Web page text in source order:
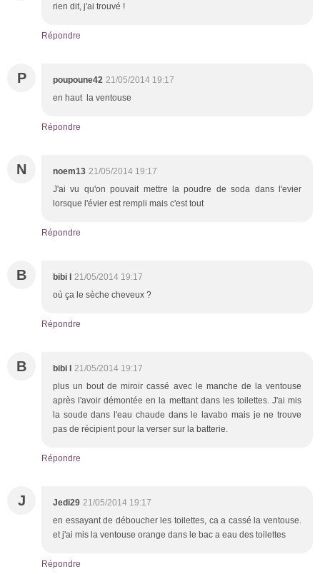
rien dit, j'ai trouvé !
Répondre
P poupoune42 21/05/2014 19:17
en haut la ventouse
Répondre
N noem13 21/05/2014 19:17
J'ai vu qu'on pouvait mettre la poudre de soda dans l'evier
lorsque l'évier est rempli mais c'est tout
Répondre
B bibi l 21/05/2014 19:17
où ça le sèche cheveux ?
Répondre
B bibi l 21/05/2014 19:17
plus un bout de miroir cassé avec le manche de la ventouse
après l'avoir démontée en la mettant dans les toilettes. J'ai mis
la soude dans l'eau chaude dans le lavabo mais je ne trouve
pas de récipient pour la verser sur la batterie.
Répondre
J Jedi29 21/05/2014 19:17
en essayant de déboucher les toilettes, ca a cassé la ventouse.
et j'ai mis la ventouse orange dans le bac a eau des toilettes
Répondre